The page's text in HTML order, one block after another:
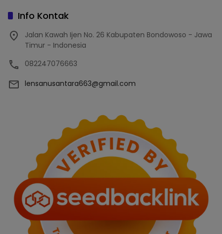
Info Kontak
Jalan Kawah Ijen No. 26 Kabupaten Bondowoso - Jawa
Timur - Indonesia
082247076663
lensanusantara663@gmail.com